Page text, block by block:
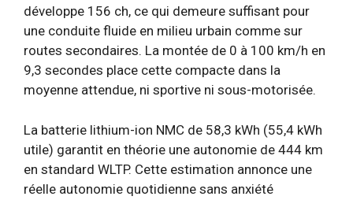
développe 156 ch, ce qui demeure suffisant pour
une conduite fluide en milieu urbain comme sur
routes secondaires. La montée de 0 à 100 km/h en
9,3 secondes place cette compacte dans la
moyenne attendue, ni sportive ni sous-motorisée.
La batterie lithium-ion NMC de 58,3 kWh (55,4 kWh
utile) garantit en théorie une autonomie de 444 km
en standard WLTP. Cette estimation annonce une
réelle autonomie quotidienne sans anxiété